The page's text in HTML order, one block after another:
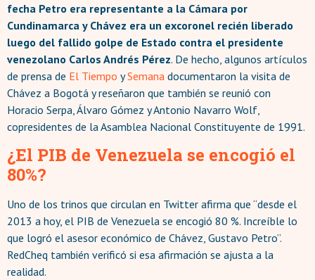
fecha Petro era representante a la Cámara por
Cundinamarca y Chávez era un excoronel recién liberado
luego del fallido golpe de Estado contra el presidente
venezolano Carlos Andrés Pérez. De hecho, algunos artículos
de prensa de El Tiempo ySemana documentaron la visita de
Chávez a Bogotá y reseñaron que también se reunió con
Horacio Serpa, Álvaro Gómez y Antonio Navarro Wolf,
copresidentes de la Asamblea Nacional Constituyente de 1991.
¿El PIB de Venezuela se encogió el
80%?
Uno de los trinos que circulan en Twitter afirma que “desde el
2013 a hoy, el PIB de Venezuela se encogió 80 %. Increíble lo
que logró el asesor económico de Chávez, Gustavo Petro”.
RedCheq también verificó si esa afirmación se ajusta a la
realidad.